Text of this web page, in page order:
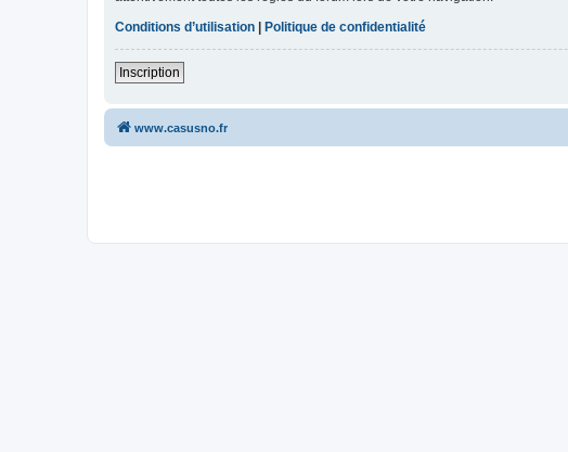
Conditions d’utilisation
Politique de confidentialité
Inscription
www.casusno.fr